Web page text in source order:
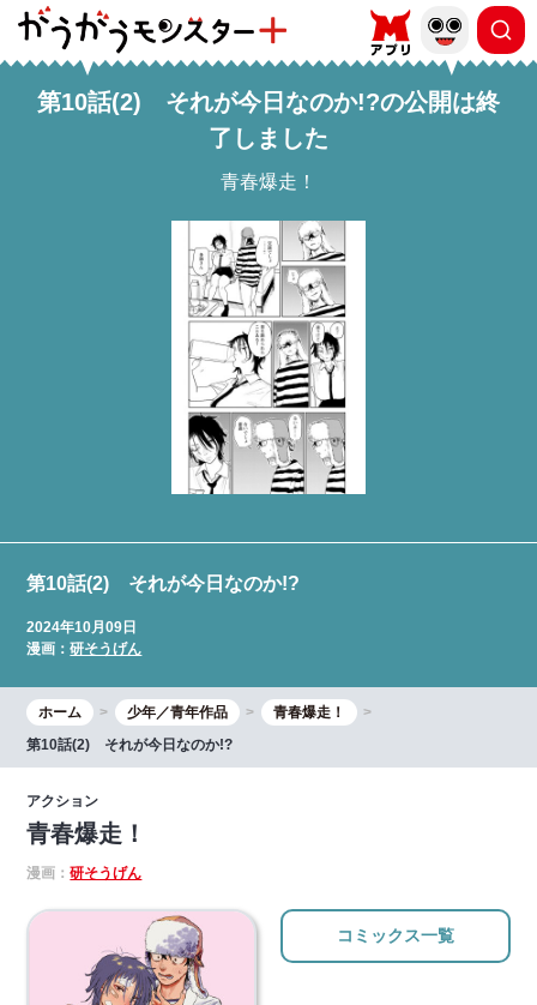
第10話(2) それが今日なのか!?の公開は終
了しました
青春爆走！
第10話(2) それが今日なのか!?
2024年10月09日
漫画：研そうげん
ホーム 少年／青年作品
青春爆走！
第10話(2) それが今日なのか!?
アクション
青春爆走！
漫画：研そうげん
コミックス一覧